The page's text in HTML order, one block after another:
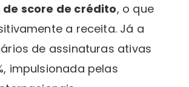
score de crédito, o que
a receita. Já a
de assinaturas ativas
impulsionada pelas